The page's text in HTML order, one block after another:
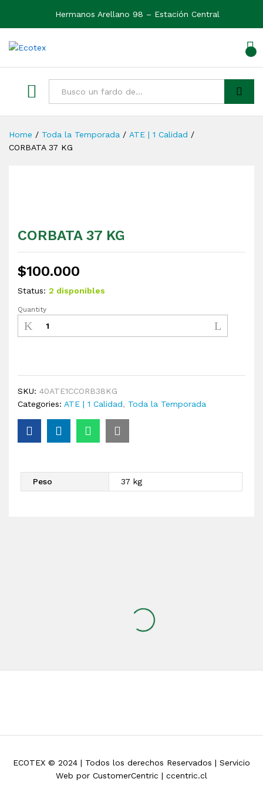
Hermanos Arellano 98 – Estación Central
Buscar
Home / Toda la Temporada / ATE | 1 Calidad /
CORBATA 37 KG
CORBATA 37 KG
$100.000
Status: 2 disponibles
Quantity
SKU: 40ATE1CCORB38KG
Categories: ATE | 1 Calidad, Toda la Temporada
Peso 37 kg
ECOTEX © 2024 | Todos los derechos Reservados | Servicio
Web por CustomerCentric | ccentric.cl